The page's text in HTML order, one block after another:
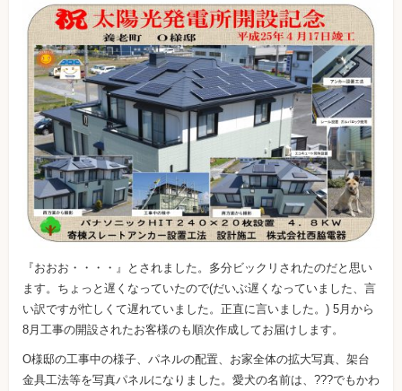
『おおお・・・・』とされました。多分ビックリされたのだと思い
ます。ちょっと遅くなっていたので(だいぶ遅くなっていました、言
い訳ですが忙しくて遅れていました。正直に言いました。) 5月から
8月工事の開設されたお客様のも順次作成してお届けします。
O様邸の工事中の様子、パネルの配置、お家全体の拡大写真、架台
金具工法等を写真パネルになりました。愛犬の名前は、???でもかわ